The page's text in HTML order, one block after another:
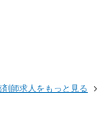
師求人をもっと見る